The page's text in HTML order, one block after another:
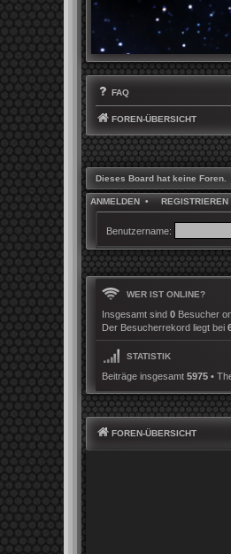
FAQ
FOREN-ÜBERSICHT
Dieses Board hat keine Foren.
ANMELDEN • REGISTRIEREN
Benutzername:
WER IST ONLINE?
Insgesamt sind 0 Besucher
Der Besucherrekord liegt bei
STATISTIK
Beiträge insgesamt 5975 •
FOREN-ÜBERSICHT